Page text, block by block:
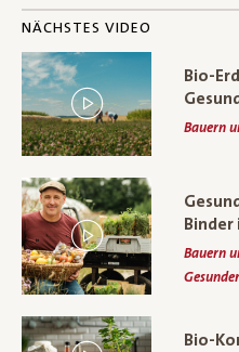
NÄCHSTES VIDEO
Bio-
Bauern
Binder
Bauern
Bio-